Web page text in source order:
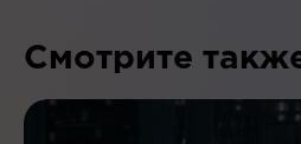
Смотрите